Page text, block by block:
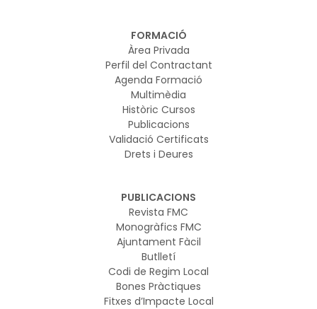
FORMACIÓ
Àrea Privada
Perfil del Contractant
Agenda Formació
Multimèdia
Històric Cursos
Publicacions
Validació Certificats
Drets i Deures
PUBLICACIONS
Revista FMC
Monogràfics FMC
Ajuntament Fàcil
Butlletí
Codi de Regim Local
Bones Pràctiques
Fitxes d’Impacte Local